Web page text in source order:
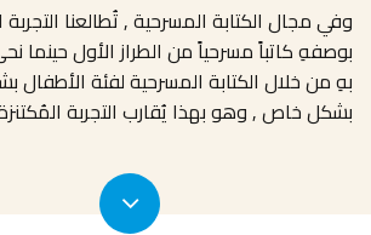
وفي مجال الكتابة المسرحية , تُطالعنا التجربة
بوصفهِ كاتباً مسرحياً من الطراز الأول حينما
بهِ من خلال الكتابة المسرحية لفئة الأطفال
بشكل خاص , وهو بهذا يُقارب التجربة